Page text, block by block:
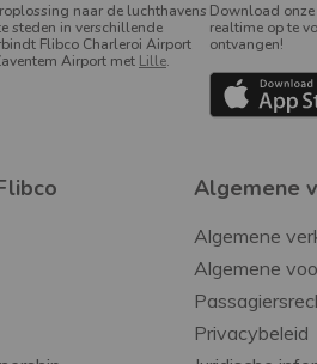
naar de luchthavens
steden in verschillende
Flibco Charleroi Airport
Airport met Lille.
Download
realtime op te
ontvangen!
Algemene
Algemene
Privacybeleid